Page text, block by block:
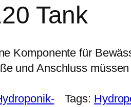
Tank
Komponente für
und Anschluss
Tags: